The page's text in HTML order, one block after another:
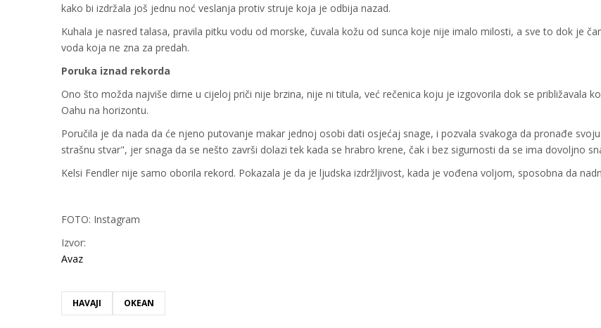
kako bi izdržala još jednu noć veslanja protiv struje koja je odbija nazad.
Kuhala je nasred talasa, pravila pitku vodu od morske, čuvala kožu od sunca koje nije imalo milosti, a sve to dok je
voda koja ne zna za predah.
Poruka iznad rekorda
Ono što možda najviše dirne u cijeloj priči nije brzina, nije ni titula, već rečenica koju je izgovorila dok se približavala
Oahu na horizontu.
Poručila je da nada da će njeno putovanje makar jednoj osobi dati osjećaj snage, i pozvala svakoga da pronađe
strašnu stvar", jer snaga da se nešto završi dolazi tek kada se hrabro krene, čak i bez sigurnosti da se ima dovoljno
Kelsi Fendler nije samo oborila rekord. Pokazala je da je ljudska izdržljivost, kada je vođena voljom, sposobna da
FOTO: Instagram
Izvor:
Avaz
HAVAJI OKEAN